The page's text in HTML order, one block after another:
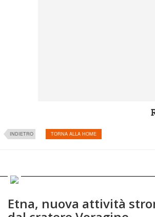
INDIETRO TORNA ALLA HOME
Etna, nuova attività